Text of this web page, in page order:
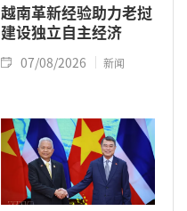
越南革新经验助力老挝
建设独立自主经济
07/08/2026 新闻